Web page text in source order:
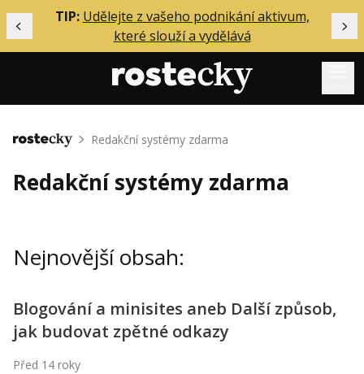
Předchozí
TIP: Udělejte z vašeho podnikání aktivum,
které slouží a vydělává
Mentoring
Solo
Inzerce
Přihlášení
Kontakt
Domů Redakční systémy zdarma
Redakční systémy zdarma
Nejnovější obsah:
Blogování a minisites aneb Další způsob,
jak budovat zpětné odkazy
Před 14 roky